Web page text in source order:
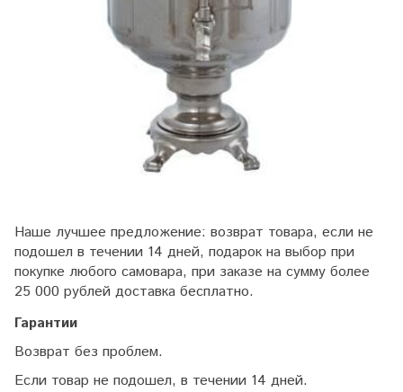
Наше лучшее предложение: возврат товара, если не
подошел в течении 14 дней, подарок на выбор при
покупке любого самовара, при заказе на сумму более
25 000 рублей доставка бесплатно.
Гарантии
Возврат без проблем.
Если товар не подошел, в течении 14 дней.